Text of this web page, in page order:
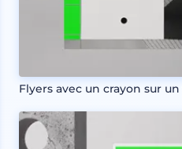
Flyers avec un crayon sur